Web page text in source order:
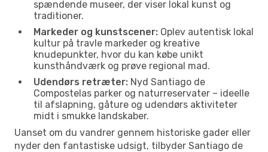
spændende museer, der viser lokal kunst og
traditioner.
Markeder og kunstscener: Oplev autentisk lokal
kultur på travle markeder og kreative
knudepunkter, hvor du kan købe unikt
kunsthåndværk og prøve regional mad.
Udendørs retræter: Nyd Santiago de
Compostelas parker og naturreservater – ideelle
til afslapning, gåture og udendørs aktiviteter
midt i smukke landskaber.
Uanset om du vandrer gennem historiske gader eller
nyder den fantastiske udsigt, tilbyder Santiago de